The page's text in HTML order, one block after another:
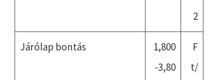
2
Járólap bontás
1,800
-3,80
F
t/